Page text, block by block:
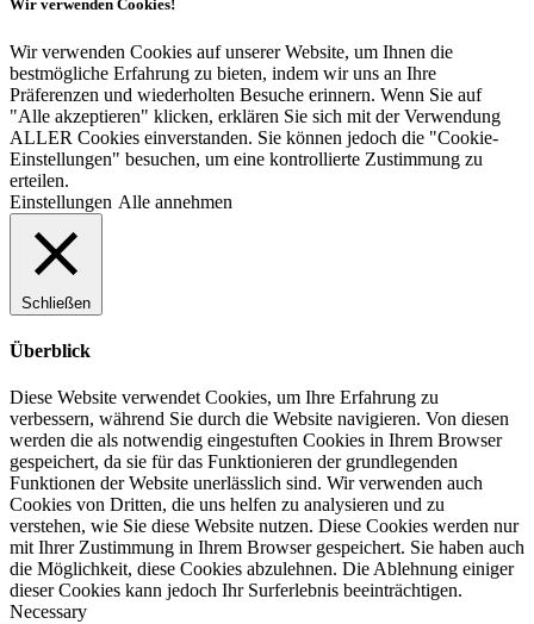
Wir verwenden Cookies!
Wir verwenden Cookies auf unserer Website, um Ihnen die
bestmögliche Erfahrung zu bieten, indem wir uns an Ihre
Präferenzen und wiederholten Besuche erinnern. Wenn Sie auf
"Alle akzeptieren" klicken, erklären Sie sich mit der Verwendung
ALLER Cookies einverstanden. Sie können jedoch die "Cookie-
Einstellungen" besuchen, um eine kontrollierte Zustimmung zu
erteilen.
Einstellungen Alle annehmen
Schließen
Überblick
Diese Website verwendet Cookies, um Ihre Erfahrung zu
verbessern, während Sie durch die Website navigieren. Von diesen
werden die als notwendig eingestuften Cookies in Ihrem Browser
gespeichert, da sie für das Funktionieren der grundlegenden
Funktionen der Website unerlässlich sind. Wir verwenden auch
Cookies von Dritten, die uns helfen zu analysieren und zu
verstehen, wie Sie diese Website nutzen. Diese Cookies werden nur
mit Ihrer Zustimmung in Ihrem Browser gespeichert. Sie haben auch
die Möglichkeit, diese Cookies abzulehnen. Die Ablehnung einiger
dieser Cookies kann jedoch Ihr Surferlebnis beeinträchtigen.
Necessary